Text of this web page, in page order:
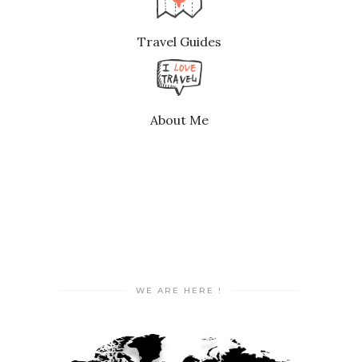
Travel Guides
About Me
WE ARE HERE !